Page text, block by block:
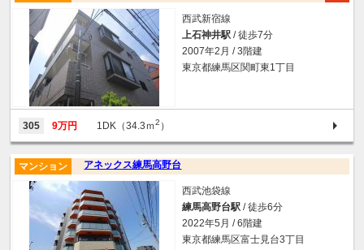
西武新宿線
上石神井駅 / 徒歩7分
2007年2月 / 3階建
東京都練馬区関町東1丁目
305 9万円 1DK（34.3ｍ2 ）
アネックス練馬高野台
マンション
西武池袋線
練馬高野台駅 / 徒歩6分
2022年5月 / 6階建
東京都練馬区富士見台3丁目